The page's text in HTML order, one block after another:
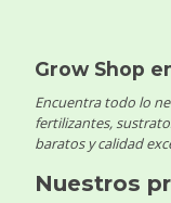
Grow Shop
Encuentra todo lo
fertilizantes,
baratos y calidad
Nuestros